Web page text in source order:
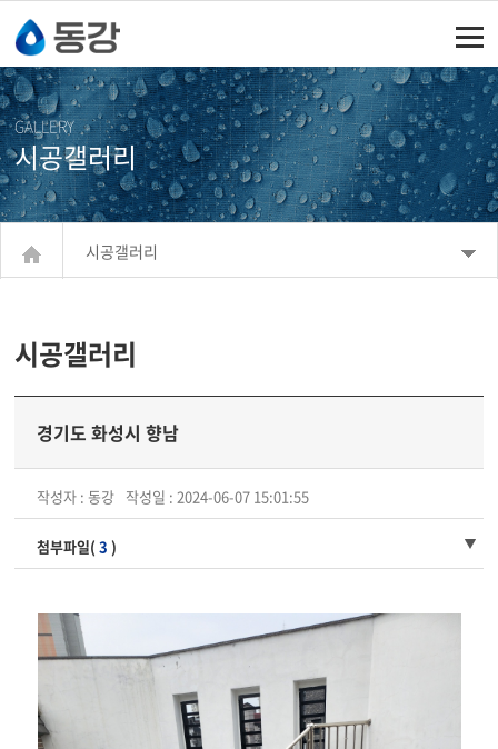
GALLERY
시공갤러리
시공갤러리
시공갤러리
경기도 화성시 향남
작성자 : 동강 작성일 : 2024-06-07 15:01:55
첨부파일( 3 )